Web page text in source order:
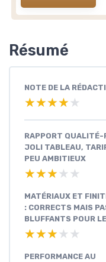
Résumé
NOTE DE LA
★★★★★
★★★★★
RAPPORT QUALITÉ-
JOLI TABLEAU,
PEU AMBITIEUX
★★★★★
★★★★★
MATÉRIAUX ET
: CORRECTS MAIS
BLUFFANTS POUR
★★★★★
★★★★★
PERFORMANCE AU